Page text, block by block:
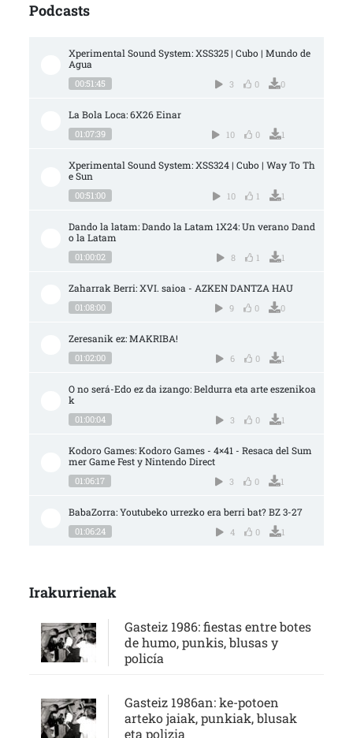
Podcasts
Xperimental Sound System: XSS325 | Cubo | Mundo de
Agua
00:51:45 3 0 0
La Bola Loca: 6X26 Einar
01:07:39 10 0 1
Xperimental Sound System: XSS324 | Cubo | Way To Th
e Sun
00:51:00 10 1 1
Dando la latam: Dando la Latam 1X24: Un verano Dand
o la Latam
01:00:02 8 1 1
Zaharrak Berri: XVI. saioa - AZKEN DANTZA HAU
01:08:00 9 0 0
Zeresanik ez: MAKRIBA!
01:02:00 6 0 1
O no será-Edo ez da izango: Beldurra eta arte eszenikoa
k
01:00:04 3 0 1
Kodoro Games: Kodoro Games - 4×41 - Resaca del Sum
mer Game Fest y Nintendo Direct
01:06:17 3 0 1
BabaZorra: Youtubeko urrezko era berri bat? BZ 3-27
01:06:24 4 0 1
Irakurrienak
Gasteiz 1986: fiestas entre botes
de humo, punkis, blusas y
policía
Gasteiz 1986an: ke-potoen
arteko jaiak, punkiak, blusak
eta polizia